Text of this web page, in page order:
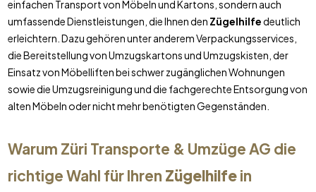
einfachen Transport von Möbeln und Kartons, sondern auch
umfassende Dienstleistungen, die Ihnen den Zügelhilfedeutlich
erleichtern. Dazu gehören unter anderem Verpackungsservices,
die Bereitstellung von Umzugskartons und Umzugskisten, der
Einsatz von Möbelliften bei schwer zugänglichen Wohnungen
sowie die Umzugsreinigung und die fachgerechte Entsorgung von
alten Möbeln oder nicht mehr benötigten Gegenständen.
Warum Züri Transporte & Umzüge AG die
richtige Wahl für Ihren Zügelhilfein